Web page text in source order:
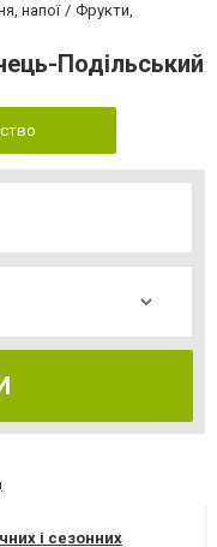
напої
Фрукти,
Подільський
і сезонних